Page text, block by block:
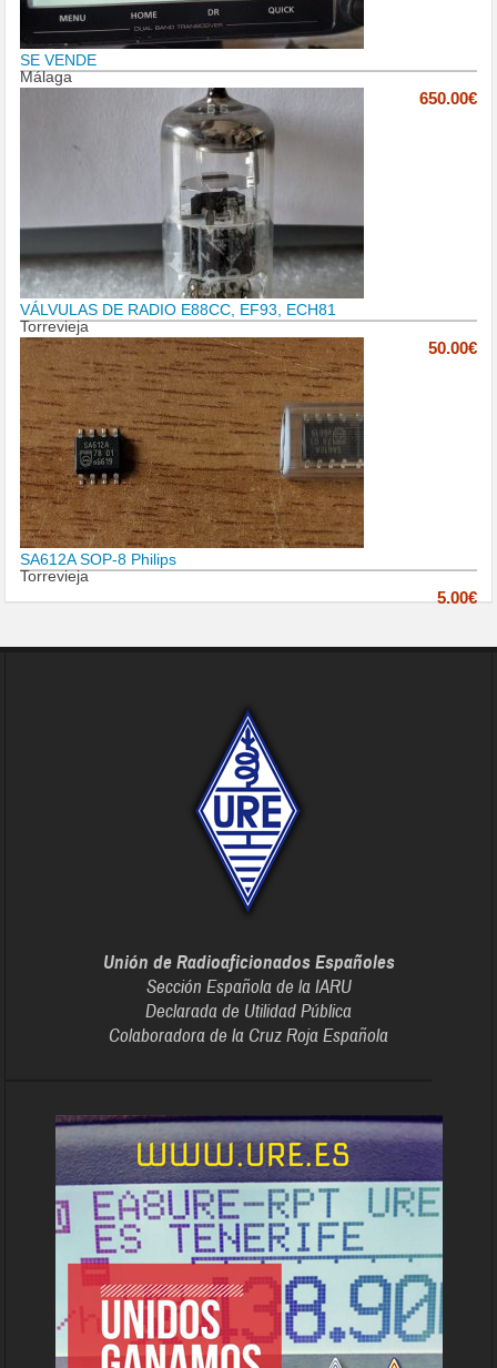
SE VENDE
Málaga
650.00€
VÁLVULAS DE RADIO E88CC, EF93, ECH81
Torrevieja
50.00€
SA612A SOP-8 Philips
Torrevieja
5.00€
Unión de Radioaficionados Españoles
Sección Española de la IARU
Declarada de Utilidad Pública
Colaboradora de la Cruz Roja Española